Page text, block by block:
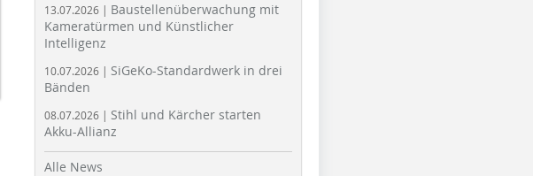
Architekten
13.07.2026 | Baustellenüberwachung mit
Kameratürmen und Künstlicher
Intelligenz
10.07.2026 | SiGeKo-Standardwerk in drei
Bänden
08.07.2026 | Stihl und Kärcher starten
Akku-Allianz
Alle News